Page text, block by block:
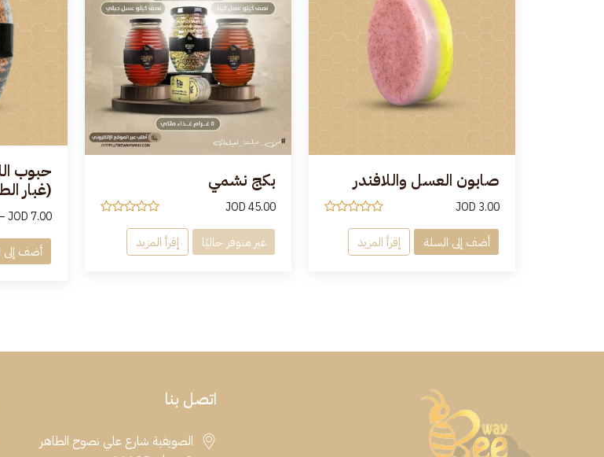
صابون العسل واللافندر
JOD 3.00
أضف إلى السلة إقرأ المزيد
بكج نشمي
JOD45.00
غير متوفر حاليًا إقرأ المزيد
حبوب
(غبار
JOD7.00
أضف إلى
اتصل بنا
الصويفية شارع علي نصوح الطاهر